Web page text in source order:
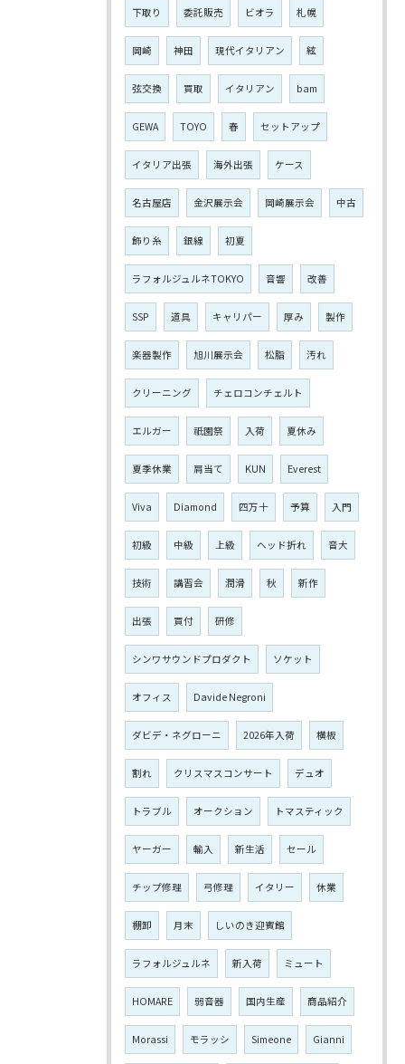
下取り 委託販売 ビオラ 札幌
岡崎 神田 現代イタリアン 絃
弦交換 買取 イタリアン bam
GEWA TOYO 春 セットアップ
イタリア出張 海外出張 ケース
名古屋店 金沢展示会 岡崎展示会 中古
飾り糸 銀線 初夏
ラフォルジュルネTOKYO 音響 改善
SSP 道具 キャリパー 厚み 製作
楽器製作 旭川展示会 松脂 汚れ
クリーニング チェロコンチェルト
エルガー 祇園祭 入荷 夏休み
夏季休業 肩当て KUN Everest
Viva Diamond 四万十 予算 入門
初級 中級 上級 ヘッド折れ 音大
技術 講習会 潤滑 秋 新作
出張 買付 研修
シンワサウンドプロダクト ソケット
オフィス Davide Negroni
ダビデ・ネグローニ 2026年入荷 横板
割れ クリスマスコンサート デュオ
トラブル オークション トマスティック
ヤーガー 輸入 新生活 セール
チップ修理 弓修理 イタリー 休業
棚卸 月末 しいのき迎賓館
ラフォルジュルネ 新入荷 ミュート
HOMARE 弱音器 国内生産 商品紹介
Morassi モラッシ Simeone Gianni